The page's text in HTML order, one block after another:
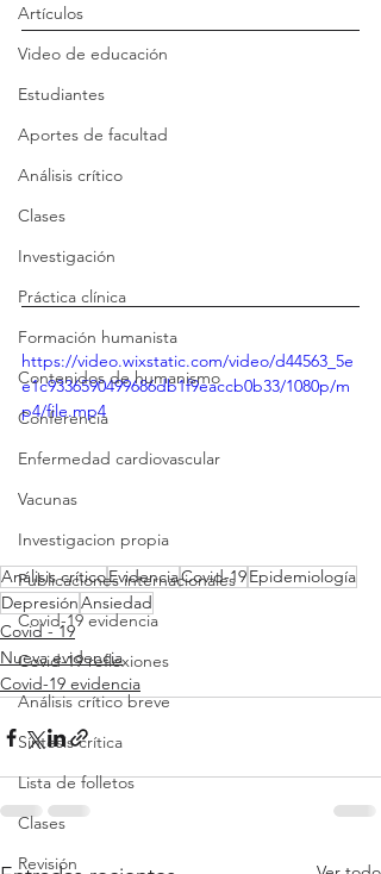
Artículos
Video de educación
Estudiantes
Aportes de facultad
Análisis crítico
Clases
Investigación
Práctica clínica
Formación humanista
Contenidos de humanismo
Conferencia
Enfermedad cardiovascular
Vacunas
Investigacion propia
Publicaciones internacionales
Covid-19 evidencia
Covid-19 reflexiones
Análisis crítico breve
Síntesis crítica
Lista de folletos
Clases
Revisión
https://video.wixstatic.com/video/d44563_5e
e1c9336590499686db1f9eaccb0b33/1080p/m
p4/file.mp4
Análisis críticoEvidenciaCovid-19Epidemiología
DepresiónAnsiedad
Covid - 19
Nueva evidencia
Covid-19 evidencia